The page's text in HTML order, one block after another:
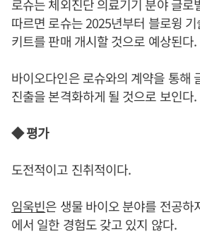
로슈는 체외진단 의료기기 분야 글로
따르면 로슈는 2025년부터 블로윙
키트를 판매 개시할 것으로 예상된다.
바이오다인은 로슈와의 계약을 통해
진출을 본격화하게 될 것으로 보인다.
◆ 평가
도전적이고 진취적이다.
임욱빈은 생물 바이오 분야를 전공하
에서 일한 경험도 갖고 있지 않다.